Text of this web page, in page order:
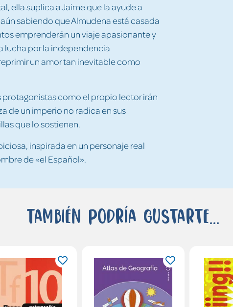
ella suplica a Jaime que la ayude a
sabiendo que Almudena está casada
emprenderán un viaje apasionante y
lucha por la independencia
un amor tan inevitable como
protagonistas como el propio lector irán
de un imperio no radica en sus
que lo sostienen.
inspirada en un personaje real
de «el Español».
También podría gustarte...